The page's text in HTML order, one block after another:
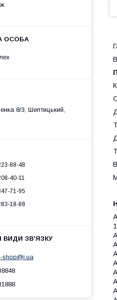
8/3, Шептицький,
88-48
40-11
71-95
18-88
shop@i.ua